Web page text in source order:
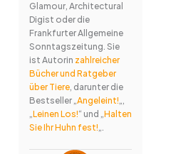
Glamour, Architectural
Digist oder die
Frankfurter Allgemeine
Sonntagszeitung. Sie
ist Autorin zahlreicher
Bücher und Ratgeber
über Tiere, darunter die
Bestseller „Angeleint!„,
„Leinen Los!“ und „Halten
Sie Ihr Huhn fest!„.